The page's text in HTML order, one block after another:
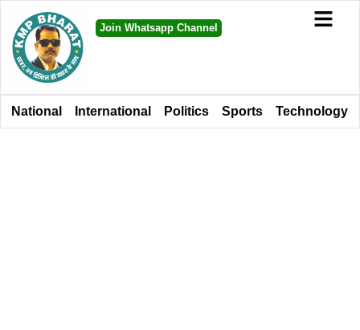
Join Whatsapp Channel
National International Politics Sports Technology